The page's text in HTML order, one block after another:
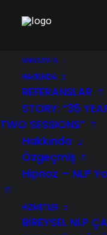
ANASAYFA
HAKKINDA
REFERANSLAR
STORY: “35
TWO SESSIONS”
Hakkında
Özgeçmiş
Hipnoz – NLP
HİZMETLER
BİREYSEL NLP
Home
Hipnoz